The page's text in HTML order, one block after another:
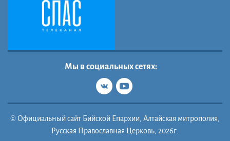
Мы в социальных сетях:
© Официальный сайт Бийской Епархии, Алтайская митрополия,
Русская Православная Церковь, 2026г.